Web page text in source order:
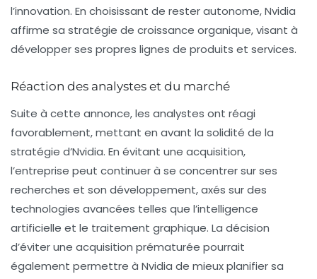
l’innovation. En choisissant de rester autonome,Nvidia
affirme sa stratégie de croissance organique, visant à
développer ses propres lignes de produits et services.
Réaction des analystes et du marché
Suite à cette annonce, les analystes ont réagi
favorablement, mettant en avant la solidité de la
stratégie d’Nvidia. En évitant une acquisition,
l’entreprise peut continuer à se concentrer sur ses
recherches et son développement, axés sur des
technologies avancées telles que l’intelligence
artificielle et le traitement graphique. La décision
d’éviter une acquisition prématurée pourrait
également permettre à Nvidia de mieux planifier sa